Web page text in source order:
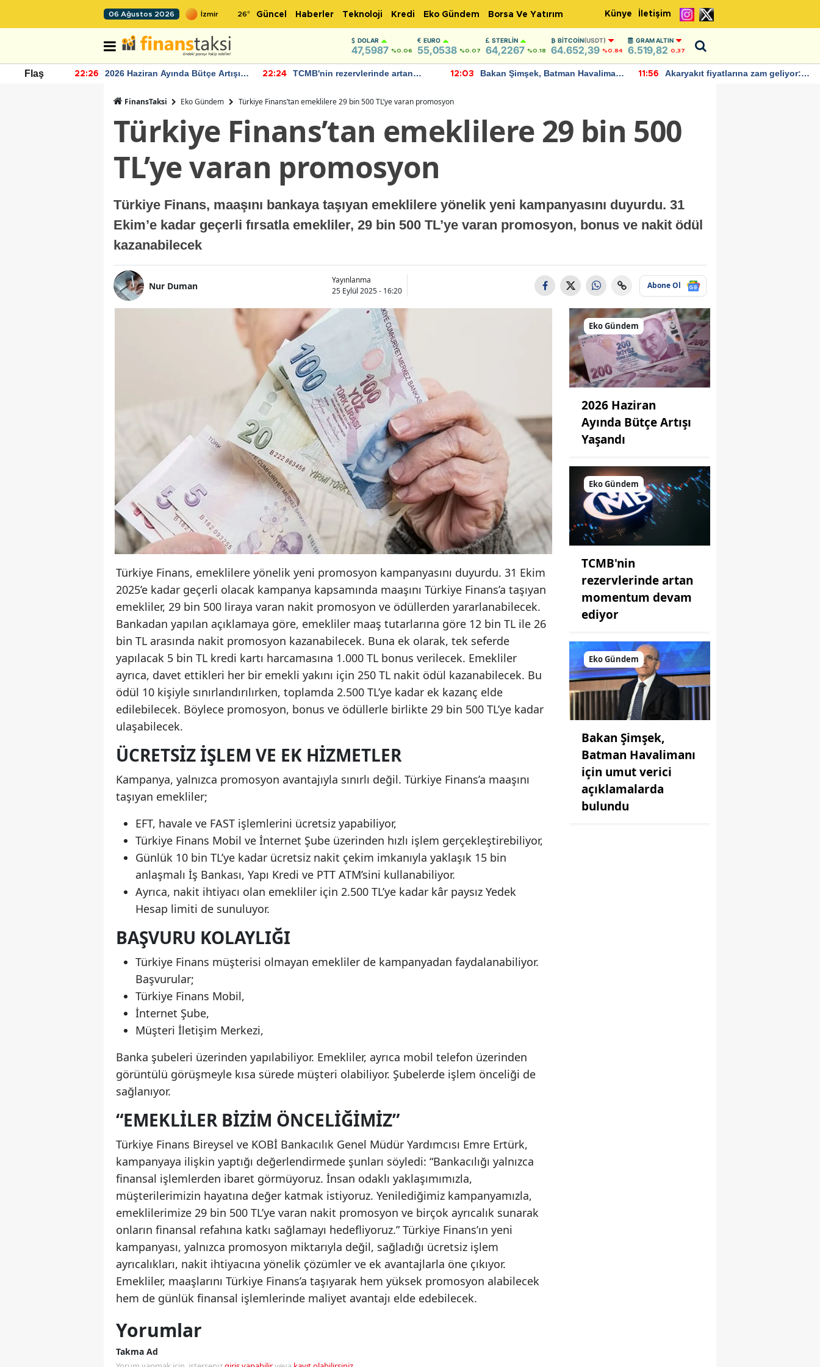
06 Ağustos 2026 26° Güncel Haberler Teknoloji Kredi Eko Gündem Borsa Ve Yatırım Künye İletişim
DOLAR
47,5987 %0.06
EURO
55,0538 %0.07
STERLIN
64,2267 %0.18
BITCOIN(USDT)
64.652,39 %0.84
GRAM ALTIN
6.519,82 0,37
Flaş 22:26
2026 Haziran Ayında Bütçe Artışı
22:24
TCMB'nin rezervlerinde artan
12:03
Bakan Şimşek, Batman Havalimanı
11:56
Akaryakıt fiyatlarına zam geliyor:
FinansTaksi Eko Gündem Türkiye Finans’tan emeklilere 29 bin 500 TL’ye varan promosyon
Türkiye Finans’tan emeklilere 29 bin 500
TL’ye varan promosyon
Türkiye Finans, maaşını bankaya taşıyan emeklilere yönelik yeni kampanyasını duyurdu. 31
Ekim’e kadar geçerli fırsatla emekliler, 29 bin 500 TL’ye varan promosyon, bonus ve nakit ödül
kazanabilecek
Nur Duman
Yayınlanma
25 Eylül 2025 - 16:20
Abone Ol
Türkiye Finans, emeklilere yönelik yeni promosyon kampanyasını duyurdu. 31 Ekim
2025’e kadar geçerli olacak kampanya kapsamında maaşını Türkiye Finans’a taşıyan
emekliler, 29 bin 500 liraya varan nakit promosyon ve ödüllerden yararlanabilecek.
Bankadan yapılan açıklamaya göre, emekliler maaş tutarlarına göre 12 bin TL ile 26
bin TL arasında nakit promosyon kazanabilecek. Buna ek olarak, tek seferde
yapılacak 5 bin TL kredi kartı harcamasına 1.000 TL bonus verilecek. Emekliler
ayrıca, davet ettikleri her bir emekli yakını için 250 TL nakit ödül kazanabilecek. Bu
ödül 10 kişiyle sınırlandırılırken, toplamda 2.500 TL’ye kadar ek kazanç elde
edilebilecek. Böylece promosyon, bonus ve ödüllerle birlikte 29 bin 500 TL’ye kadar
ulaşabilecek.
ÜCRETSIZ IŞLEM VE EK HIZMETLER
Kampanya, yalnızca promosyon avantajıyla sınırlı değil. Türkiye Finans’a maaşını
taşıyan emekliler;
EFT, havale ve FAST işlemlerini ücretsiz yapabiliyor,
Türkiye Finans Mobil ve İnternet Şube üzerinden hızlı işlem gerçekleştirebiliyor,
Günlük 10 bin TL’ye kadar ücretsiz nakit çekim imkanıyla yaklaşık 15 bin
anlaşmalı İş Bankası, Yapı Kredi ve PTT ATM’sini kullanabiliyor.
Ayrıca, nakit ihtiyacı olan emekliler için 2.500 TL’ye kadar kâr paysız Yedek
Hesap limiti de sunuluyor.
BAŞVURU KOLAYLIĞI
Türkiye Finans müşterisi olmayan emekliler de kampanyadan faydalanabiliyor.
Başvurular;
Türkiye Finans Mobil,
İnternet Şube,
Müşteri İletişim Merkezi,
Banka şubeleri üzerinden yapılabiliyor. Emekliler, ayrıca mobil telefon üzerinden
görüntülü görüşmeyle kısa sürede müşteri olabiliyor. Şubelerde işlem önceliği de
sağlanıyor.
“EMEKLILER BIZIM ÖNCELIĞIMIZ”
Türkiye Finans Bireysel ve KOBİ Bankacılık Genel Müdür Yardımcısı Emre Ertürk,
kampanyaya ilişkin yaptığı değerlendirmede şunları söyledi: “Bankacılığı yalnızca
finansal işlemlerden ibaret görmüyoruz. İnsan odaklı yaklaşımımızla,
müşterilerimizin hayatına değer katmak istiyoruz. Yenilediğimiz kampanyamızla,
emeklilerimize 29 bin 500 TL’ye varan nakit promosyon ve birçok ayrıcalık sunarak
onların finansal refahına katkı sağlamayı hedefliyoruz.” Türkiye Finans’ın yeni
kampanyası, yalnızca promosyon miktarıyla değil, sağladığı ücretsiz işlem
ayrıcalıkları, nakit ihtiyacına yönelik çözümler ve ek avantajlarla öne çıkıyor.
Emekliler, maaşlarını Türkiye Finans’a taşıyarak hem yüksek promosyon alabilecek
hem de günlük finansal işlemlerinde maliyet avantajı elde edebilecek.
Yorumlar
Takma Ad
Eko Gündem
2026 Haziran
Ayında Bütçe Artışı
Yaşandı
Eko Gündem
TCMB'nin
rezervlerinde artan
momentum devam
ediyor
Eko Gündem
Bakan Şimşek,
Batman Havalimanı
için umut verici
açıklamalarda
bulundu